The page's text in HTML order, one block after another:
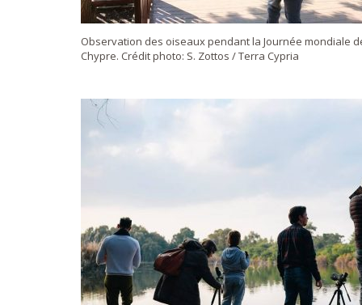
Observation des oiseaux pendant la Journée mondiale
Chypre. Crédit photo: S. Zottos / Terra Cypria